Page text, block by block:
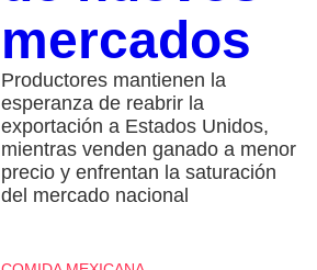
mercados
Productores mantienen la
esperanza de reabrir la
exportación a Estados Unidos,
mientras venden ganado a menor
precio y enfrentan la saturación
del mercado nacional